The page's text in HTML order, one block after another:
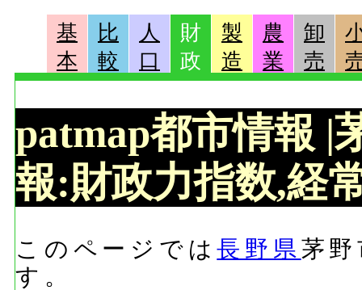
基
本
比
較
人
口
財
政
製
造
農
業
卸
売
patmap都市情報 |
報:財政力指数,経
このページでは長野県 茅
す。